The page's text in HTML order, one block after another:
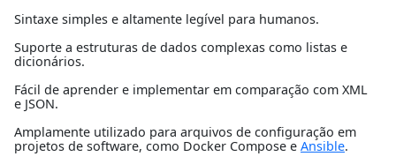
Sintaxe simples e altamente legível para humanos.
Suporte a estruturas de dados complexas como listas e
dicionários.
Fácil de aprender e implementar em comparação com XML
e JSON.
Amplamente utilizado para arquivos de configuração em
projetos de software, como Docker Compose e Ansible.